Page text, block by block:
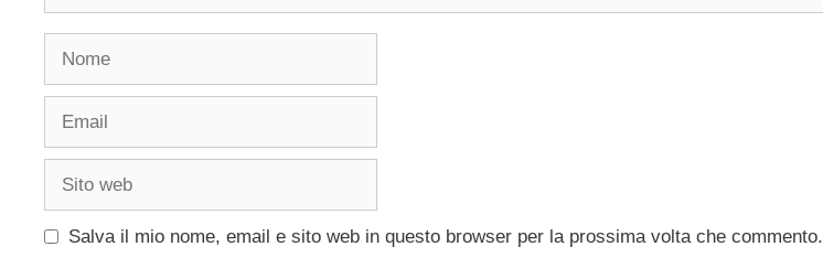
Salva il mio nome, email e sito web in questo browser per la prossima volta che commento.